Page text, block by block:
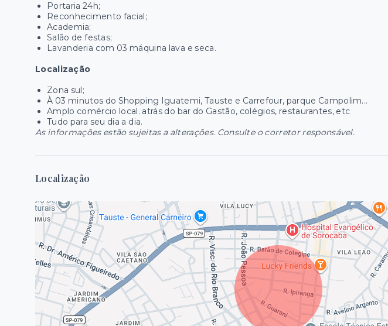
Portaria 24h;
Reconhecimento facial;
Academia;
Salão de festas;
Lavanderia com 03 máquina lava e seca.
Localização
Zona sul;
À 03 minutos do Shopping Iguatemi, Tauste e Carrefour, parque Campolim...
Amplo comércio local. atrás do bar do Gastão, colégios, restaurantes, etc
Tudo para seu dia a dia.
As informações estão sujeitas a alterações. Consulte o corretor responsável.
Localização